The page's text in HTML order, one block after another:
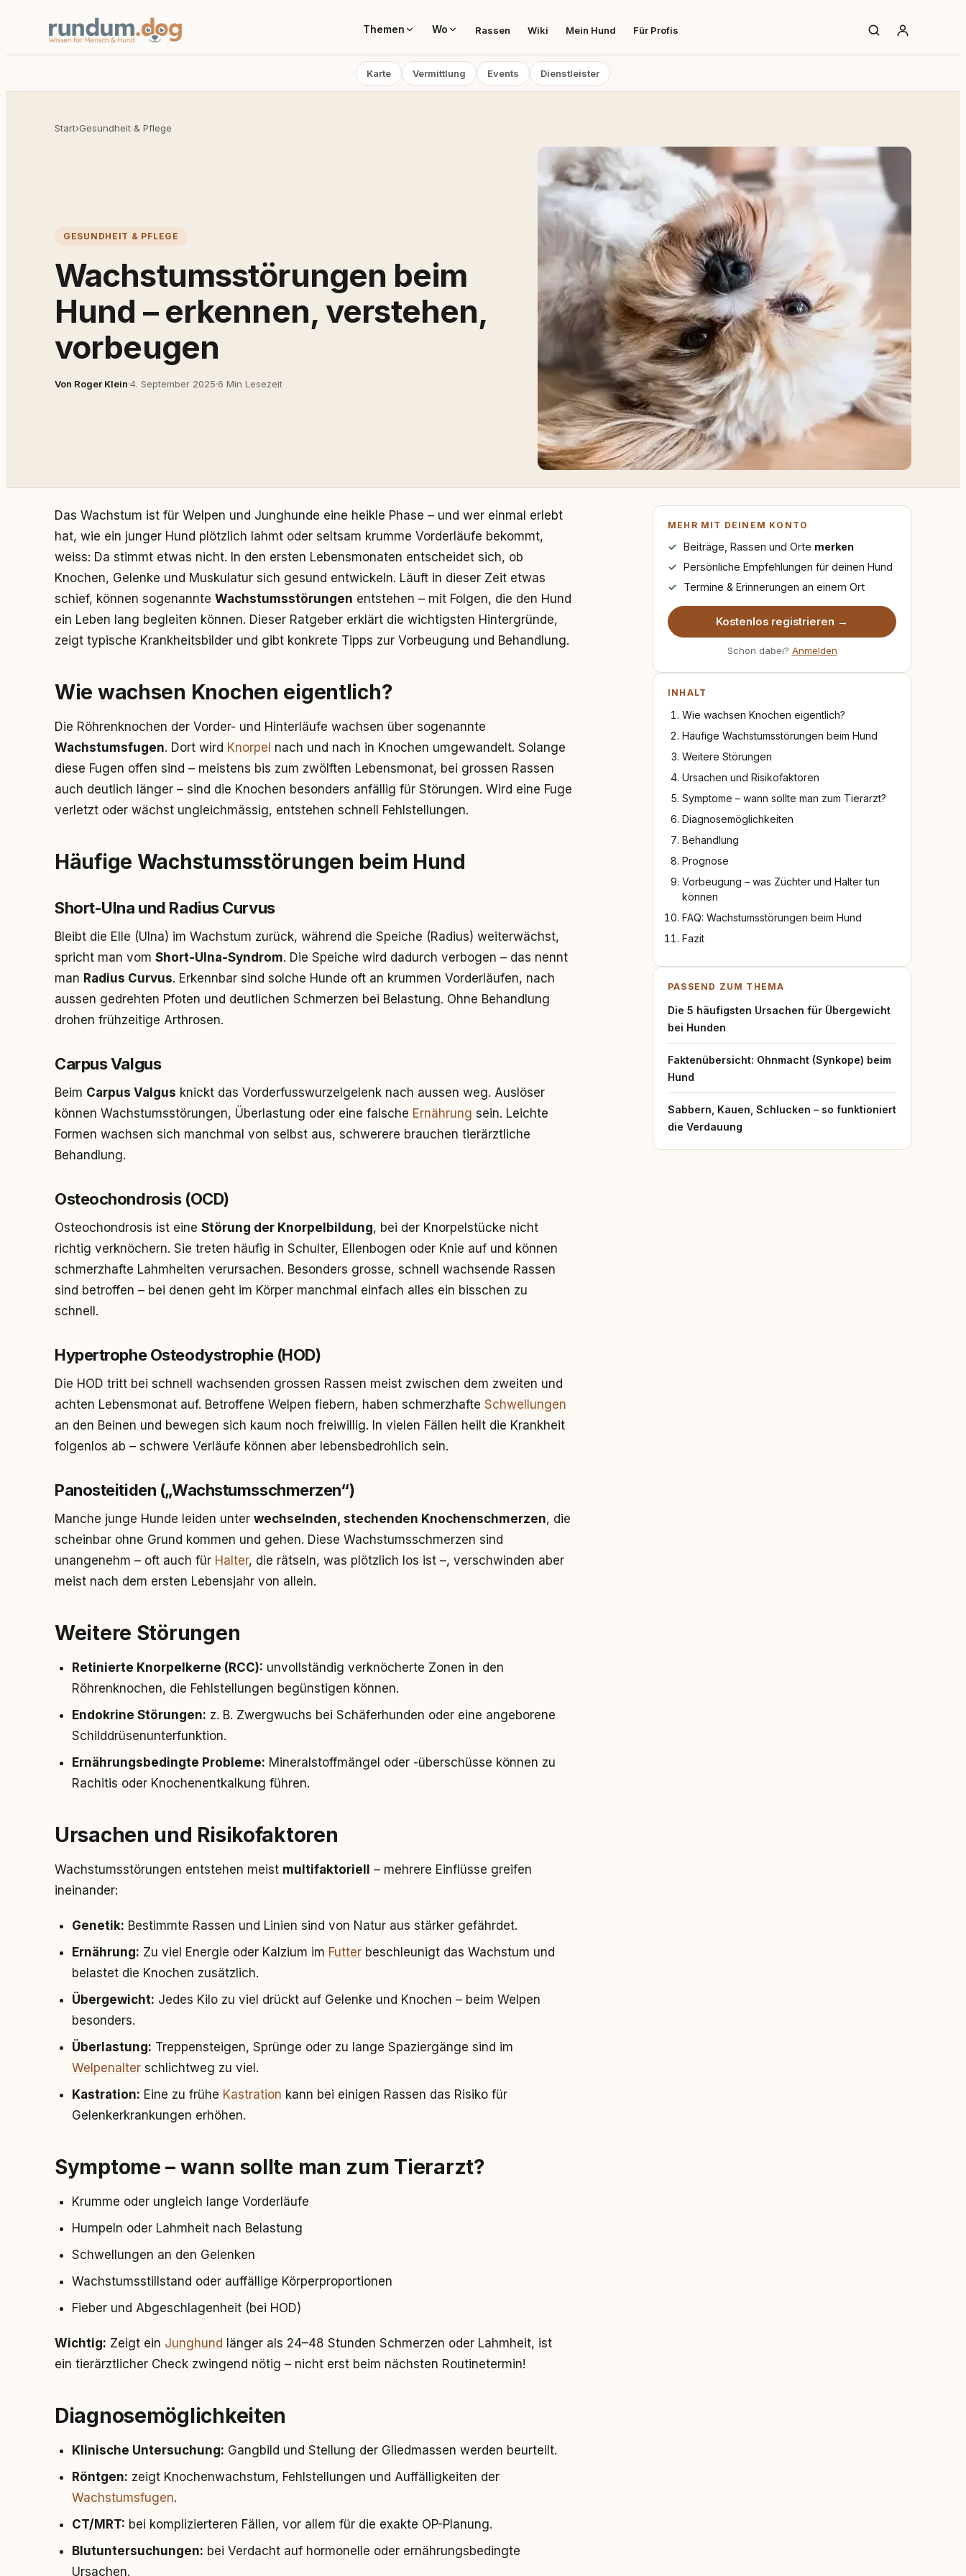
Themen Wo Rassen Wiki Mein Hund Für Profis
Karte Vermittlung Events Dienstleister
Start›Gesundheit & Pflege
GESUNDHEIT & PFLEGE
Wachstumsstörungen beim
Hund – erkennen, verstehen,
vorbeugen
Von Roger Klein·4. September 2025·6 Min Lesezeit
Das Wachstum ist für Welpen und Junghunde eine heikle Phase – und wer einmal erlebt
hat, wie ein junger Hund plötzlich lahmt oder seltsam krumme Vorderläufe bekommt,
weiss: Da stimmt etwas nicht. In den ersten Lebensmonaten entscheidet sich, ob
Knochen, Gelenke und Muskulatur sich gesund entwickeln. Läuft in dieser Zeit etwas
schief, können sogenannte Wachstumsstörungen entstehen – mit Folgen, die den Hund
ein Leben lang begleiten können. Dieser Ratgeber erklärt die wichtigsten Hintergründe,
zeigt typische Krankheitsbilder und gibt konkrete Tipps zur Vorbeugung und Behandlung.
Wie wachsen Knochen eigentlich?
Die Röhrenknochen der Vorder- und Hinterläufe wachsen über sogenannte
Wachstumsfugen. Dort wird Knorpel nach und nach in Knochen umgewandelt. Solange
diese Fugen offen sind – meistens bis zum zwölften Lebensmonat, bei grossen Rassen
auch deutlich länger – sind die Knochen besonders anfällig für Störungen. Wird eine Fuge
verletzt oder wächst ungleichmässig, entstehen schnell Fehlstellungen.
Häufige Wachstumsstörungen beim Hund
Short-Ulna und Radius Curvus
Bleibt die Elle (Ulna) im Wachstum zurück, während die Speiche (Radius) weiterwächst,
spricht man vom Short-Ulna-Syndrom. Die Speiche wird dadurch verbogen – das nennt
man Radius Curvus. Erkennbar sind solche Hunde oft an krummen Vorderläufen, nach
aussen gedrehten Pfoten und deutlichen Schmerzen bei Belastung. Ohne Behandlung
drohen frühzeitige Arthrosen.
Carpus Valgus
Beim Carpus Valgus knickt das Vorderfusswurzelgelenk nach aussen weg. Auslöser
können Wachstumsstörungen, Überlastung oder eine falsche Ernährung sein. Leichte
Formen wachsen sich manchmal von selbst aus, schwerere brauchen tierärztliche
Behandlung.
Osteochondrosis (OCD)
Osteochondrosis ist eine Störung der Knorpelbildung, bei der Knorpelstücke nicht
richtig verknöchern. Sie treten häufig in Schulter, Ellenbogen oder Knie auf und können
schmerzhafte Lahmheiten verursachen. Besonders grosse, schnell wachsende Rassen
sind betroffen – bei denen geht im Körper manchmal einfach alles ein bisschen zu
schnell.
Hypertrophe Osteodystrophie (HOD)
Die HOD tritt bei schnell wachsenden grossen Rassen meist zwischen dem zweiten und
achten Lebensmonat auf. Betroffene Welpen fiebern, haben schmerzhafte Schwellungen
an den Beinen und bewegen sich kaum noch freiwillig. In vielen Fällen heilt die Krankheit
folgenlos ab – schwere Verläufe können aber lebensbedrohlich sein.
Panosteitiden („Wachstumsschmerzen“)
Manche junge Hunde leiden unter wechselnden, stechenden Knochenschmerzen, die
scheinbar ohne Grund kommen und gehen. Diese Wachstumsschmerzen sind
unangenehm – oft auch für Halter, die rätseln, was plötzlich los ist –, verschwinden aber
meist nach dem ersten Lebensjahr von allein.
Weitere Störungen
Retinierte Knorpelkerne (RCC): unvollständig verknöcherte Zonen in den
Röhrenknochen, die Fehlstellungen begünstigen können.
Endokrine Störungen: z. B. Zwergwuchs bei Schäferhunden oder eine angeborene
Schilddrüsenunterfunktion.
Ernährungsbedingte Probleme: Mineralstoffmängel oder -überschüsse können zu
Rachitis oder Knochenentkalkung führen.
Ursachen und Risikofaktoren
Wachstumsstörungen entstehen meist multifaktoriell
– mehrere Einflüsse greifen
ineinander:
Genetik: Bestimmte Rassen und Linien sind von Natur aus stärker gefährdet.
Ernährung: Zu viel Energie oder Kalzium im Futter beschleunigt das Wachstum und
belastet die Knochen zusätzlich.
Übergewicht: Jedes Kilo zu viel drückt auf Gelenke und Knochen – beim Welpen
besonders.
Überlastung: Treppensteigen, Sprünge oder zu lange Spaziergänge sind im
Welpenalter schlichtweg zu viel.
Kastration: Eine zu frühe Kastration kann bei einigen Rassen das Risiko für
Gelenkerkrankungen erhöhen.
Symptome – wann sollte man zum Tierarzt?
Krumme oder ungleich lange Vorderläufe
Humpeln oder Lahmheit nach Belastung
Schwellungen an den Gelenken
Wachstumsstillstand oder auffällige Körperproportionen
Fieber und Abgeschlagenheit (bei HOD)
Wichtig: Zeigt ein Junghund länger als 24–48 Stunden Schmerzen oder Lahmheit, ist
ein tierärztlicher Check zwingend nötig – nicht erst beim nächsten Routinetermin!
Diagnosemöglichkeiten
Klinische Untersuchung: Gangbild und Stellung der Gliedmassen werden beurteilt.
Röntgen: zeigt Knochenwachstum, Fehlstellungen und Auffälligkeiten der
Wachstumsfugen.
CT/MRT: bei komplizierteren Fällen, vor allem für die exakte OP-Planung.
Blutuntersuchungen: bei Verdacht auf hormonelle oder ernährungsbedingte
Ursachen.
MEHR MIT DEINEM KONTO
Beiträge, Rassen und Orte merken
Persönliche Empfehlungen für deinen Hund
Termine & Erinnerungen an einem Ort
Kostenlos registrieren →
Schon dabei? Anmelden
INHALT
Wie wachsen Knochen eigentlich?
Häufige Wachstumsstörungen beim Hund
Weitere Störungen
Ursachen und Risikofaktoren
Symptome – wann sollte man zum Tierarzt?
Diagnosemöglichkeiten
Behandlung
Prognose
Vorbeugung – was Züchter und Halter tun
können
FAQ: Wachstumsstörungen beim Hund
Fazit
PASSEND ZUM THEMA
Die 5 häufigsten Ursachen für Übergewicht
bei Hunden
Faktenübersicht: Ohnmacht (Synkope) beim
Hund
Sabbern, Kauen, Schlucken – so funktioniert
die Verdauung